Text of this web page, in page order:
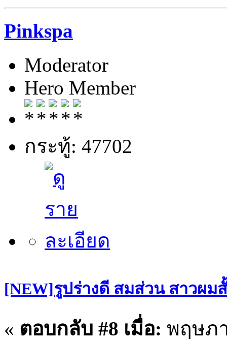
Pinkspa
Moderator
Hero Member
กระทู้: 47702
[NEW]รูปร่างดี สมส่วน สาวผม
« ตอบกลับ #8 เมื่อ: พฤษภา